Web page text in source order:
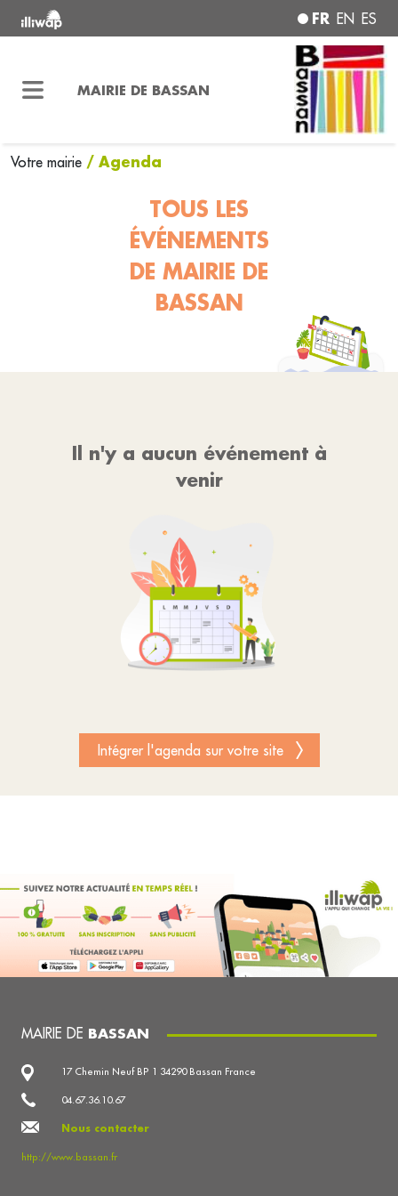
FR EN ES
MAIRIE DE BASSAN
Votre mairie / Agenda
TOUS LES
ÉVÉNEMENTS
DE MAIRIE DE
BASSAN
Il n'y a aucun événement à
venir
Intégrer l'agenda sur votre site
MAIRIE DE BASSAN
17 Chemin Neuf BP 1 34290 Bassan France
04.67.36.10.67
Nous contacter
http://www.bassan.fr